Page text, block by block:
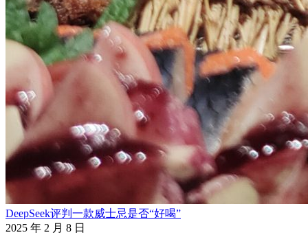
DeepSeek评判一款威士忌是否“好喝”
2025 年 2 月 8 日